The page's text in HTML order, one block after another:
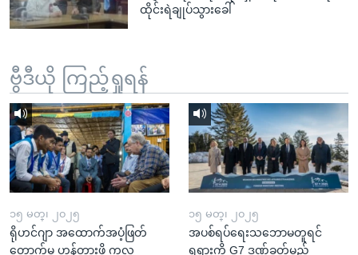
ထိုင်းရဲချုပ်သွားခေါ်
ဗွီဒီယို ကြည့်ရှုရန်
၁၅ မတ္၊ ၂၀၂၅
ရိုဟင်ဂျာ အထောက်အပံ့ဖြတ်
တောက်မှု ဟန့်တားဖို့ ကုလ
၁၅ မတ္၊ ၂၀၂၅
အပစ်ရပ်ရေးသဘောမတူရင်
ရုရှားကို G7 ဒဏ်ခတ်မည်